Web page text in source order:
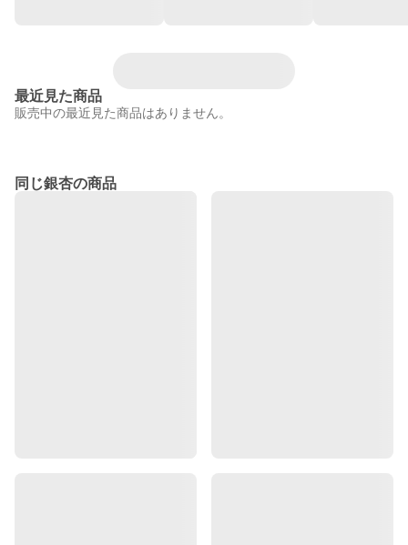
最近見た商品
販売中の最近見た商品はありません。
同じ銀杏の商品